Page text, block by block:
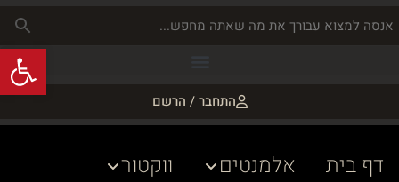
התחבר / הרשם
דף בית אלמנטים
ווקטור